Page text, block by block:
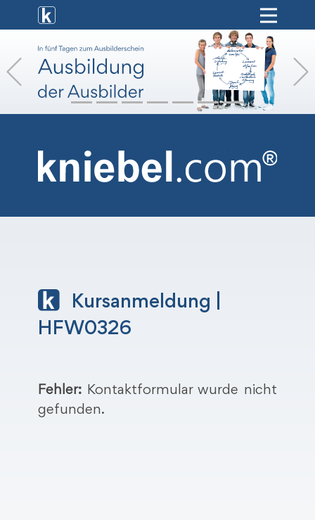
[ weiterbildung ]
[ onlinekurse ]
[ hr-service ]
[ shop ]
Previous
Kursanmeldung |
HFW0326
Fehler: Kontaktformular wurde nicht
gefunden.